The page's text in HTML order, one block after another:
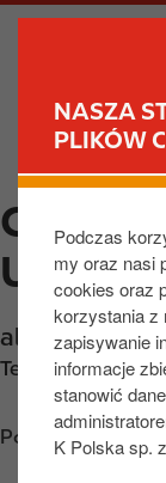
NASZA
PLIKÓW
Podczas
my oraz nasi
cookies oraz
korzystania z
zapisywanie
informacje
stanowić
K Polska sp.
d
o
t
e
ś
M
v
al.
Telefon:
Poznaj wskazówki